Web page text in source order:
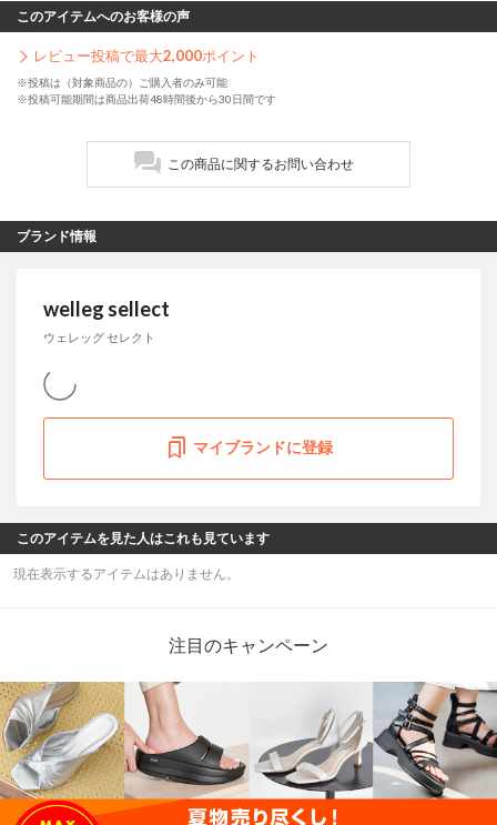
このアイテムへのお客様の声
レビュー投稿で最大2,000ポイント
※投稿は（対象商品の）ご購入者のみ可能
※投稿可能期間は商品出荷48時間後から30日間です
この商品に関するお問い合わせ
ブランド情報
welleg sellect
ウェレッグ セレクト
マイブランドに登録
このアイテムを見た人はこれも見ています
現在表示するアイテムはありません。
注目のキャンペーン